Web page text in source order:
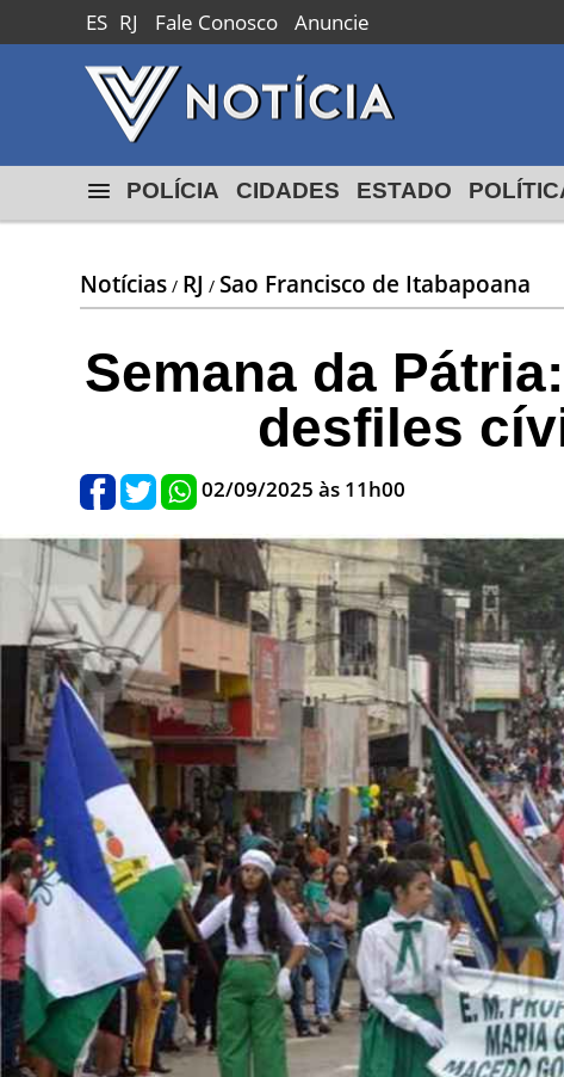
ES RJ Fale Conosco Anuncie
Macaé
24º
max
18º
min
POLÍCIA CIDADES ESTADO
Notícias / RJ / Sao Francisco de Itabapoana
Semana da
desfiles
02/09/2025 às 11h00